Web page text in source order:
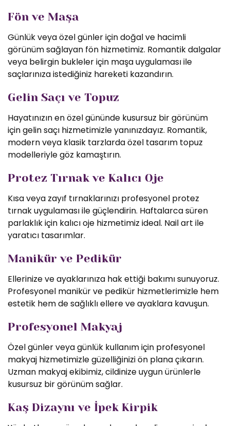
Fön ve Maşa
Günlük veya özel günler için doğal ve hacimli
görünüm sağlayan fön hizmetimiz. Romantik dalgalar
veya belirgin bukleler için maşa uygulaması ile
saçlarınıza istediğiniz hareketi kazandırın.
Gelin Saçı ve Topuz
Hayatınızın en özel gününde kusursuz bir görünüm
için gelin saçı hizmetimizle yanınızdayız. Romantik,
modern veya klasik tarzlarda özel tasarım topuz
modelleriyle göz kamaştırın.
Protez Tırnak ve Kalıcı Oje
Kısa veya zayıf tırnaklarınızı profesyonel protez
tırnak uygulaması ile güçlendirin. Haftalarca süren
parlaklık için kalıcı oje hizmetimiz ideal. Nail art ile
yaratıcı tasarımlar.
Manikür ve Pedikür
Ellerinize ve ayaklarınıza hak ettiği bakımı sunuyoruz.
Profesyonel manikür ve pedikür hizmetlerimizle hem
estetik hem de sağlıklı ellere ve ayaklara kavuşun.
Profesyonel Makyaj
Özel günler veya günlük kullanım için profesyonel
makyaj hizmetimizle güzelliğinizi ön plana çıkarın.
Uzman makyaj ekibimiz, cildinize uygun ürünlerle
kusursuz bir görünüm sağlar.
Kaş Dizaynı ve İpek Kirpik